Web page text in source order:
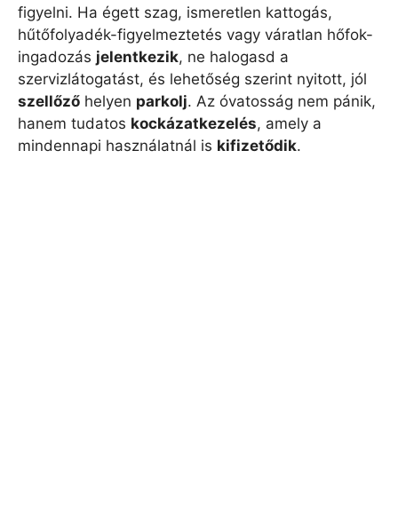
figyelni. Ha égett szag, ismeretlen kattogás,
hűtőfolyadék-figyelmeztetés vagy váratlan hőfok-
ingadozás jelentkezik, ne halogasd a
szervizlátogatást, és lehetőség szerint nyitott, jól
szellőző helyen parkolj. Az óvatosság nem pánik,
hanem tudatos kockázatkezelés, amely a
mindennapi használatnál is kifizetődik.